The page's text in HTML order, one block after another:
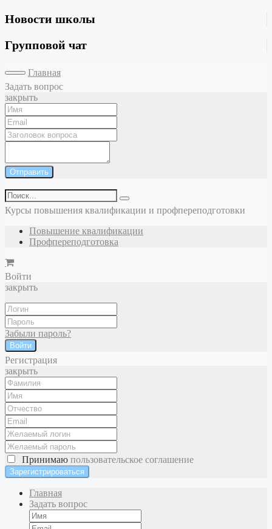
Новости школы
Групповой чат
Главная
Задать вопрос
закрыть
Отправить
Курсы повышения квалификации и профпереподготовки
Повышение квалификации
Профпереподготовка
Войти
закрыть
Забыли пароль?
Войти
Регистрация
закрыть
Принимаю пользовательское соглашение
Главная
Задать вопрос